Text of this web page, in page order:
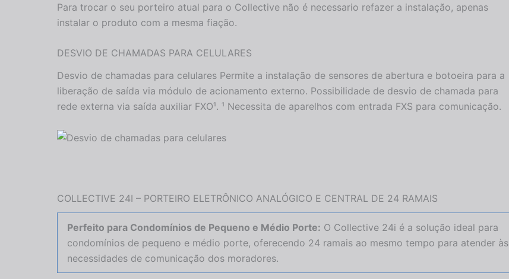
Para trocar o seu porteiro atual para o Collective não é necessario refazer a instalação, apenas
instalar o produto com a mesma fiação.
DESVIO DE CHAMADAS PARA CELULARES
Desvio de chamadas para celulares Permite a instalação de sensores de abertura e botoeira para a
liberação de saída via módulo de acionamento externo. Possibilidade de desvio de chamada para
rede externa via saída auxiliar FXO¹. ¹ Necessita de aparelhos com entrada FXS para comunicação.
COLLECTIVE 24I – PORTEIRO ELETRÔNICO ANALÓGICO E CENTRAL DE 24 RAMAIS
Perfeito para Condomínios de Pequeno e Médio Porte: O Collective 24i é a solução ideal para
condomínios de pequeno e médio porte, oferecendo 24 ramais ao mesmo tempo para atender às
necessidades de comunicação dos moradores.